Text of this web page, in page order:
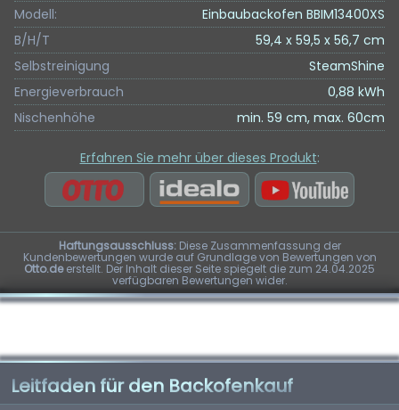
Modell:
Einbaubackofen BBIM13400XS
B/H/T
59,4 x 59,5 x 56,7 cm
Selbstreinigung
SteamShine
Energieverbrauch
0,88 kWh
Nischenhöhe
min. 59 cm, max. 60cm
Erfahren Sie mehr über dieses Produkt:
Haftungsausschluss:Diese Zusammenfassung der
Kundenbewertungen wurde auf Grundlage von Bewertungen von
Otto.deerstellt. Der Inhalt dieser Seite spiegelt die zum 24.04.2025
verfügbaren Bewertungen wider.
Leitfaden für den Backofenkauf